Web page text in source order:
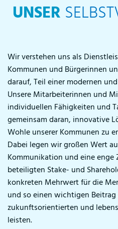
UNSER
Wir verstehen uns als
Kommunen und Bürgerinnen
darauf, Teil einer modernen
Unsere Mitarbeiterinnen und
individuellen Fähigkeiten und
gemeinsam daran, innovative
Wohle unserer Kommunen zu
Dabei legen wir großen Wert
Kommunikation und eine
beteiligten Stake- und
konkreten Mehrwert für die
und so einen wichtigen
zukunftsorientierten und
leisten.